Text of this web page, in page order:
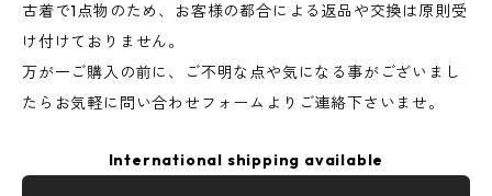
古着で1点物のため、お客様の都合による返品や交換は原則受
け付けておりません。
万が一ご購入の前に、ご不明な点や気になる事がございまし
たらお気軽に問い合わせフォームよりご連絡下さいませ。
International shipping available